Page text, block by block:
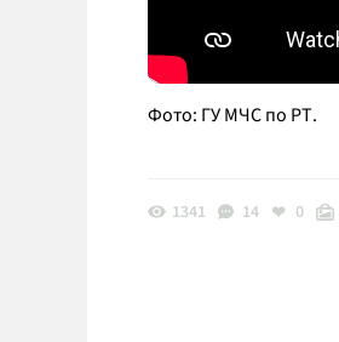
Фото: ГУ МЧС по РТ.
1341 14 0